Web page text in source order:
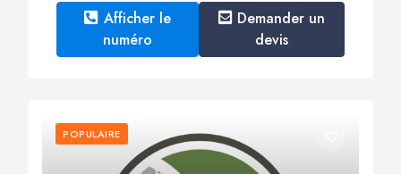
Afficher le
numéro
Demander un
devis
POPULAIRE